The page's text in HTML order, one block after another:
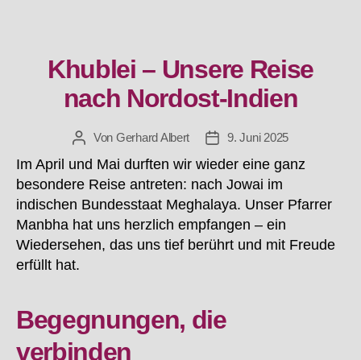
Kategorien
Khublei – Unsere Reise
nach Nordost-Indien
Beitragsautor
Von Gerhard Albert Beitragsdatum
9. Juni 2025
Im April und Mai durften wir wieder eine ganz
besondere Reise antreten: nach Jowai im
indischen Bundesstaat Meghalaya. Unser Pfarrer
Manbha hat uns herzlich empfangen – ein
Wiedersehen, das uns tief berührt und mit Freude
erfüllt hat.
Begegnungen, die
verbinden